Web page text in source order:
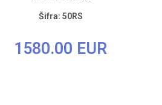
Šifra: 50RS
1580.00 EUR